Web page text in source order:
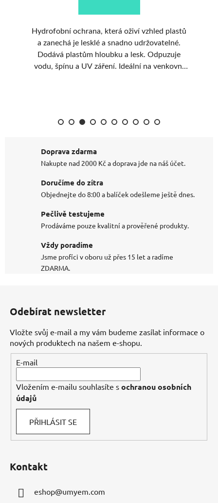
Hydrofobní ochrana, která oživí vzhled plastů
a zanechá je lesklé a snadno udržovatelné.
Dodává plastům hloubku a lesk. Odpuzuje
vodu, špínu a UV záření. Ideální na venkovní
Doprava zdarma
Nakupte nad 2000 Kč a doprava jde na náš účet.
Doručíme do zítra
Objednejte do 8:00 a balíček odešleme ještě dnes.
Pečlivě testujeme
Prodáváme pouze kvalitní a prověřené produkty.
Vždy poradíme
Jsme profíci v oboru už přes 15 let a radíme
ZDARMA.
Odebírat newsletter
Vložte svůj e-mail a my vám budeme zasílat informace o
nových produktech na našem e-shopu.
E-mail
Vložením e-mailu souhlasíte s ochranou osobních
údajů
PŘIHLÁSIT SE
Kontakt
eshop@umyem.com